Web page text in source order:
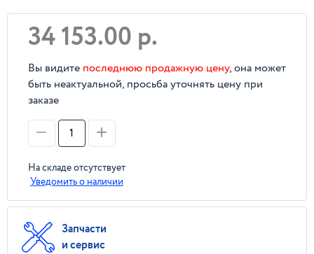
34 153.00 р.
Вы видите последнюю продажную цену, она может
быть неактуальной, просьба уточнять цену при
заказе
На складе отсутствует
Уведомить о наличии
Запчасти
и сервис